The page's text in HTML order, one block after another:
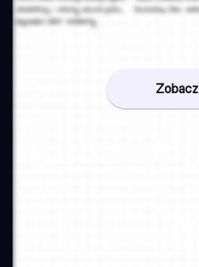
Zobacz